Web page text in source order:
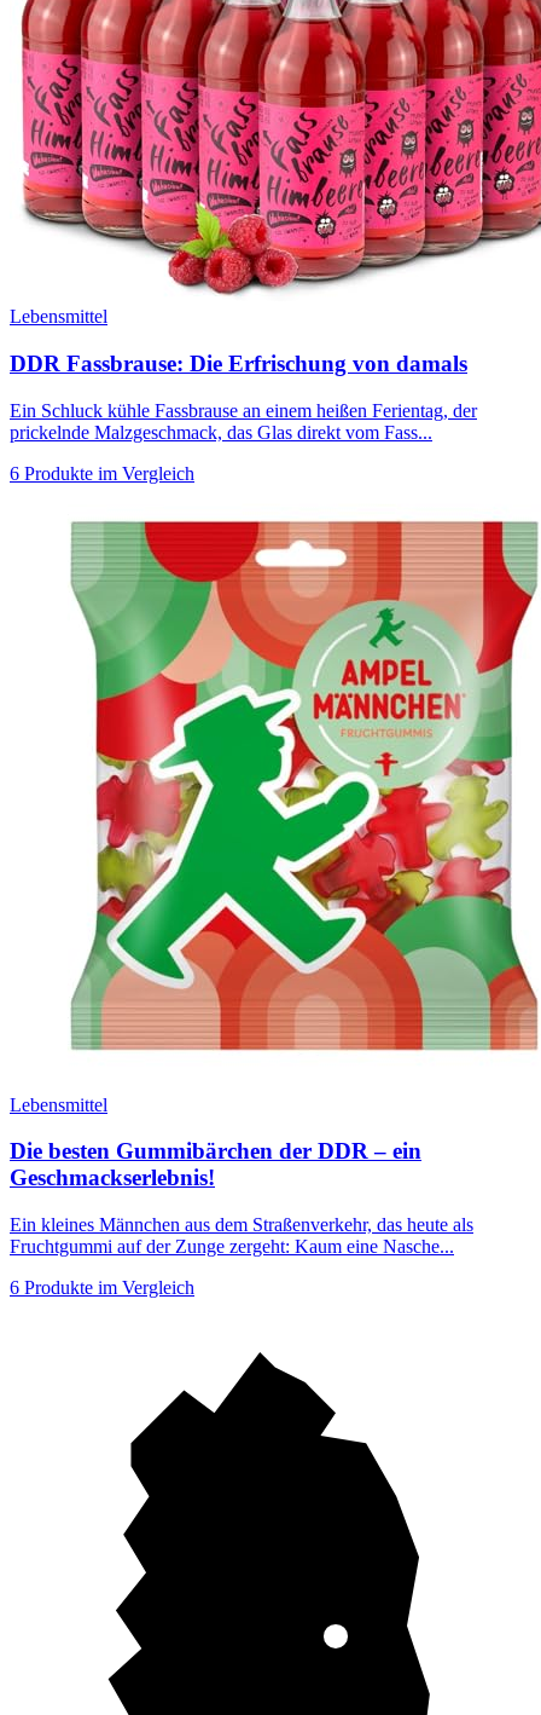
Lebensmittel
DDR Fassbrause: Die Erfrischung von damals
Ein Schluck kühle Fassbrause an einem heißen Ferientag, der
prickelnde Malzgeschmack, das Glas direkt vom Fass...
6 Produkte im Vergleich
Lebensmittel
Die besten Gummibärchen der DDR – ein
Geschmackserlebnis!
Ein kleines Männchen aus dem Straßenverkehr, das heute als
Fruchtgummi auf der Zunge zergeht: Kaum eine Nasche...
6 Produkte im Vergleich